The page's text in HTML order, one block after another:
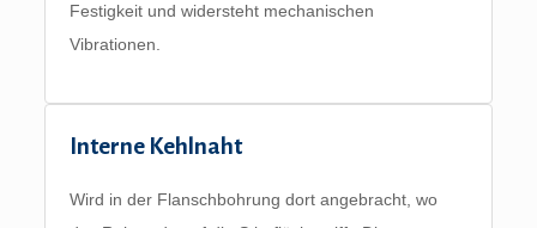
Festigkeit und widersteht mechanischen
Vibrationen.
Interne Kehlnaht
Wird in der Flanschbohrung dort angebracht, wo